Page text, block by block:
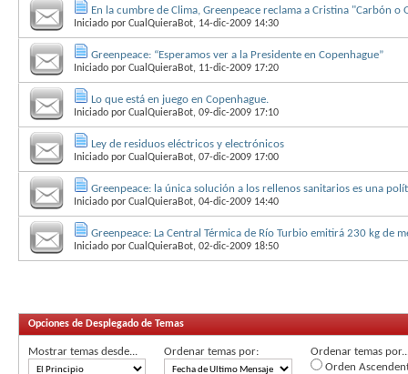
En la cumbre de Clima, Greenpeace reclama a Cristina "Carbón o
Iniciado por CualQuieraBot, 14-dic-2009 14:30
Greenpeace: “Esperamos ver a la Presidente en Copenhague”
Iniciado por CualQuieraBot, 11-dic-2009 17:20
Lo que está en juego en Copenhague.
Iniciado por CualQuieraBot, 09-dic-2009 17:10
Ley de residuos eléctricos y electrónicos
Iniciado por CualQuieraBot, 07-dic-2009 17:00
Greenpeace: la única solución a los rellenos sanitarios es una
Iniciado por CualQuieraBot, 04-dic-2009 14:40
Greenpeace: La Central Térmica de Río Turbio emitirá 230 kg de
Iniciado por CualQuieraBot, 02-dic-2009 18:50
Opciones de Desplegado de Temas
Mostrar temas desde... Ordenar temas por:
Ordenar temas
Orden